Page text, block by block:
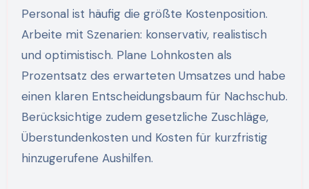
Personal ist häufig die größte Kostenposition.
Arbeite mit Szenarien: konservativ, realistisch
und optimistisch. Plane Lohnkosten als
Prozentsatz des erwarteten Umsatzes und habe
einen klaren Entscheidungsbaum für Nachschub.
Berücksichtige zudem gesetzliche Zuschläge,
Überstundenkosten und Kosten für kurzfristig
hinzugerufene Aushilfen.